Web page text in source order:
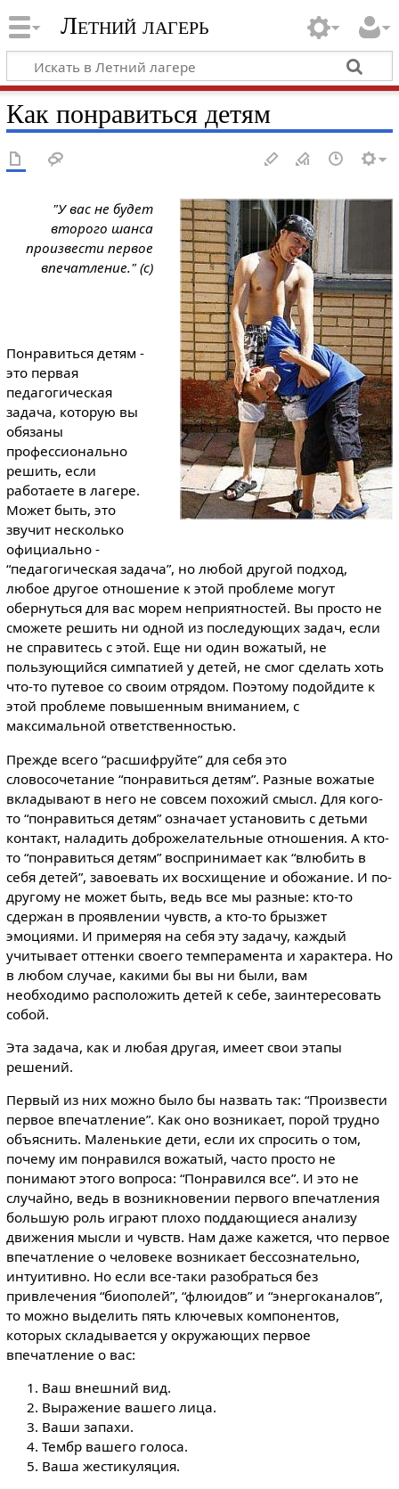
Летний лагерь
Как понравиться детям
"У вас не будет
второго шанса
произвести первое
впечатление." (с)
Понравиться детям -
это первая
педагогическая
задача, которую вы
обязаны
профессионально
решить, если
работаете в лагере.
Может быть, это
звучит несколько
официально -
“педагогическая задача”, но любой другой подход,
любое другое отношение к этой проблеме могут
обернуться для вас морем неприятностей. Вы просто не
сможете решить ни одной из последующих задач, если
не справитесь с этой. Еще ни один вожатый, не
пользующийся симпатией у детей, не смог сделать хоть
что-то путевое со своим отрядом. Поэтому подойдите к
этой проблеме повышенным вниманием, с
максимальной ответственностью.
Прежде всего “расшифруйте” для себя это
словосочетание “понравиться детям”. Разные вожатые
вкладывают в него не совсем похожий смысл. Для кого-
то “понравиться детям” означает установить с детьми
контакт, наладить доброжелательные отношения. А кто-
то “понравиться детям” воспринимает как “влюбить в
себя детей”, завоевать их восхищение и обожание. И по-
другому не может быть, ведь все мы разные: кто-то
сдержан в проявлении чувств, а кто-то брызжет
эмоциями. И примеряя на себя эту задачу, каждый
учитывает оттенки своего темперамента и характера. Но
в любом случае, какими бы вы ни были, вам
необходимо расположить детей к себе, заинтересовать
собой.
Эта задача, как и любая другая, имеет свои этапы
решений.
Первый из них можно было бы назвать так: “Произвести
первое впечатление”. Как оно возникает, порой трудно
объяснить. Маленькие дети, если их спросить о том,
почему им понравился вожатый, часто просто не
понимают этого вопроса: “Понравился все”. И это не
случайно, ведь в возникновении первого впечатления
большую роль играют плохо поддающиеся анализу
движения мысли и чувств. Нам даже кажется, что первое
впечатление о человеке возникает бессознательно,
интуитивно. Но если все-таки разобраться без
привлечения “биополей”, “флюидов” и “энергоканалов”,
то можно выделить пять ключевых компонентов,
которых складывается у окружающих первое
впечатление о вас:
Ваш внешний вид.
Выражение вашего лица.
Ваши запахи.
Тембр вашего голоса.
Ваша жестикуляция.